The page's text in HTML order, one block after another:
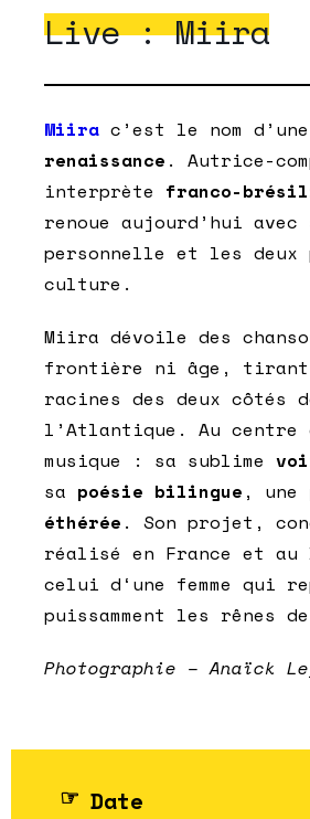
Live : Miira
Miira c’est le nom d’une
renaissance . Autrice-
interprète franco-
renoue aujourd’hui
personnelle et les deux
culture.
Miira dévoile des
frontière ni âge,
racines des deux côtés
l’Atlantique. Au centre
musique : sa sublime
sa poésie bilingue , une
éthérée . Son projet,
réalisé en France et
celui d‘une femme qui
puissamment les rênes
Photographie – Anaïck
Date